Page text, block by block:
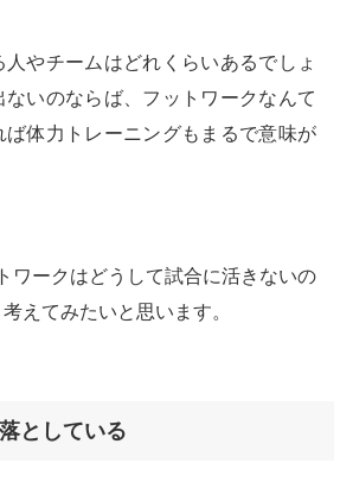
やチームはどれくらいあるでしょ
ないのならば、フットワークなんて
体力トレーニングもまるで意味が
ワークはどうして試合に活きないの
えてみたいと思います。
としている